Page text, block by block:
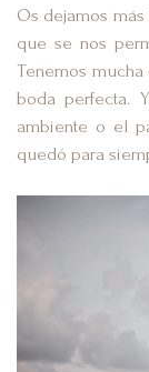
Os dejamos
que se nos
Tenemos
boda perfecta.
ambiente o el
quedó para